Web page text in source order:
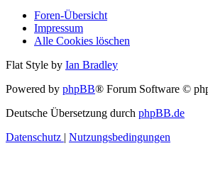
Foren-Übersicht
Impressum
Alle Cookies löschen
Flat Style by Ian Bradley
Powered by phpBB® Forum Software ©
Deutsche Übersetzung durch phpBB.de
Datenschutz | Nutzungsbedingungen